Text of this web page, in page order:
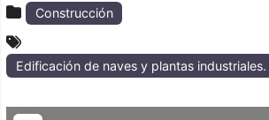
Construcción
Edificación de naves y plantas